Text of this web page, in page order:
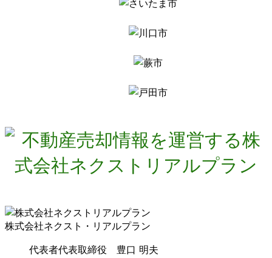
株式会社ネクスト・リアルプラン
代表者代表取締役 豊口 明夫